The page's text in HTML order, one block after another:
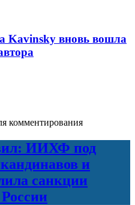
Kavinsky вновь вошла
комментирования
ИИХФ под
и
санкции